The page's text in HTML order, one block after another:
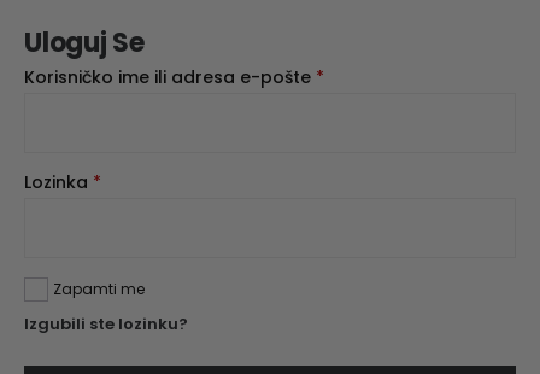
Uloguj Se
Korisničko ime ili adresa e-pošte *
Lozinka *
Zapamti me
Izgubili ste lozinku?